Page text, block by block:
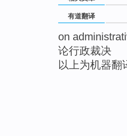
有道翻译
on
论行政裁决
以上为机器